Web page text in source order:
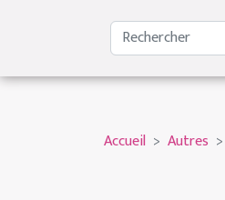
Accueil Autres